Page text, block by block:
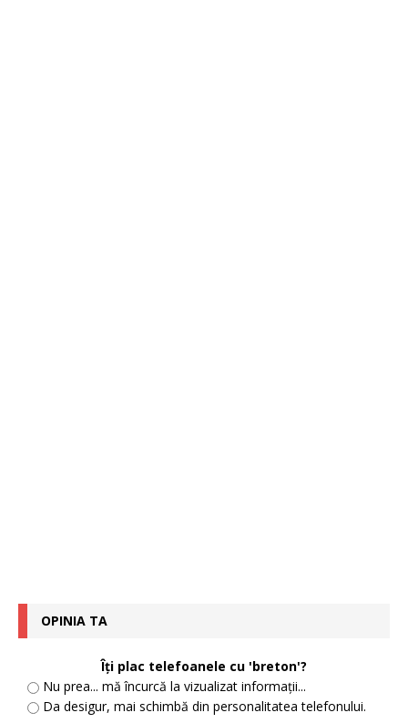
OPINIA TA
Îți plac telefoanele cu 'breton'?
Nu prea... mă încurcă la vizualizat informații...
Da desigur, mai schimbă din personalitatea telefonului.